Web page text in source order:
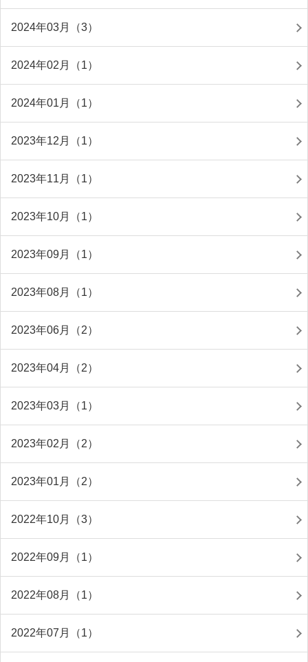
2024年03月（3）
2024年02月（1）
2024年01月（1）
2023年12月（1）
2023年11月（1）
2023年10月（1）
2023年09月（1）
2023年08月（1）
2023年06月（2）
2023年04月（2）
2023年03月（1）
2023年02月（2）
2023年01月（2）
2022年10月（3）
2022年09月（1）
2022年08月（1）
2022年07月（1）